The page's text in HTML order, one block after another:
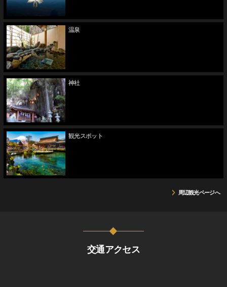
温泉
神社
観光スポット
周辺観光ページへ
交通アクセス